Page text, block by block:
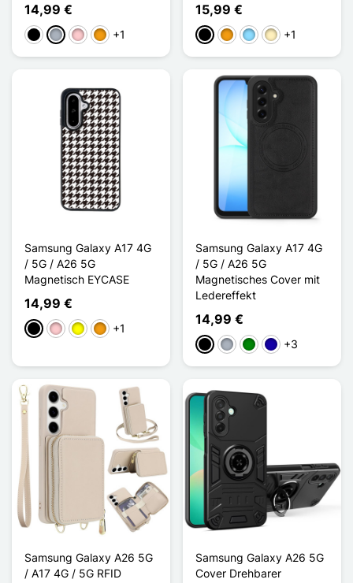
14,99 €
Schwarz
GrauPinkOrange
+1
15,99 €
Schwarz
OrangeHellblauGolden
+1
Samsung Galaxy A17 4G
/ 5G / A26 5G
Magnetisch EYCASE
14,99 €
Schwarz
PinkGelbOrange
+1
Samsung Galaxy A17 4G
/ 5G / A26 5G
Magnetisches Cover mit
Ledereffekt
14,99 €
Schwarz
GrauGrünDunkelblau
+3
Samsung Galaxy A26 5G
/ A17 4G / 5G RFID
Samsung Galaxy A26 5G
Cover Drehbarer